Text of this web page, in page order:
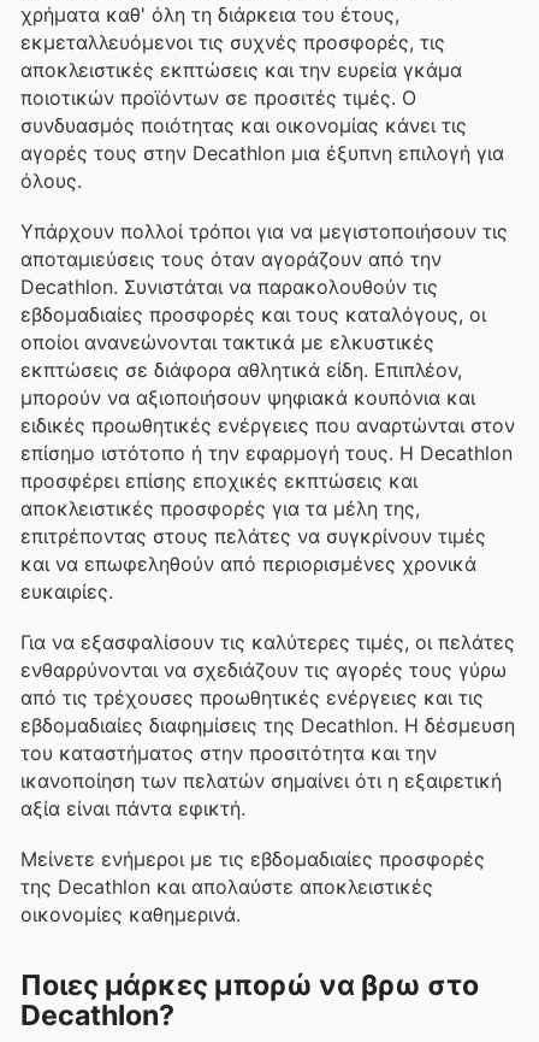
χρήματα καθ' όλη τη διάρκεια του έτους,
εκμεταλλευόμενοι τις συχνές προσφορές, τις
αποκλειστικές εκπτώσεις και την ευρεία γκάμα
ποιοτικών προϊόντων σε προσιτές τιμές. Ο
συνδυασμός ποιότητας και οικονομίας κάνει τις
αγορές τους στην Decathlon μια έξυπνη επιλογή για
όλους.
Υπάρχουν πολλοί τρόποι για να μεγιστοποιήσουν τις
αποταμιεύσεις τους όταν αγοράζουν από την
Decathlon. Συνιστάται να παρακολουθούν τις
εβδομαδιαίες προσφορές και τους καταλόγους, οι
οποίοι ανανεώνονται τακτικά με ελκυστικές
εκπτώσεις σε διάφορα αθλητικά είδη. Επιπλέον,
μπορούν να αξιοποιήσουν ψηφιακά κουπόνια και
ειδικές προωθητικές ενέργειες που αναρτώνται στον
επίσημο ιστότοπο ή την εφαρμογή τους. Η Decathlon
προσφέρει επίσης εποχικές εκπτώσεις και
αποκλειστικές προσφορές για τα μέλη της,
επιτρέποντας στους πελάτες να συγκρίνουν τιμές
και να επωφεληθούν από περιορισμένες χρονικά
ευκαιρίες.
Για να εξασφαλίσουν τις καλύτερες τιμές, οι πελάτες
ενθαρρύνονται να σχεδιάζουν τις αγορές τους γύρω
από τις τρέχουσες προωθητικές ενέργειες και τις
εβδομαδιαίες διαφημίσεις της Decathlon. Η δέσμευση
του καταστήματος στην προσιτότητα και την
ικανοποίηση των πελατών σημαίνει ότι η εξαιρετική
αξία είναι πάντα εφικτή.
Μείνετε ενήμεροι με τις εβδομαδιαίες προσφορές
της Decathlon και απολαύστε αποκλειστικές
οικονομίες καθημερινά.
Ποιες μάρκες μπορώ να βρω στο
Decathlon?